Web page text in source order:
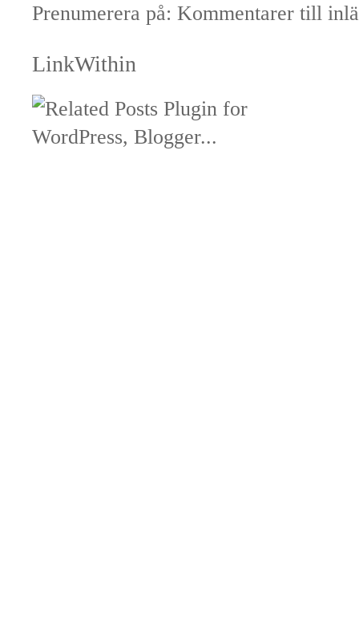
Prenumerera på: Kommentarer till
LinkWithin